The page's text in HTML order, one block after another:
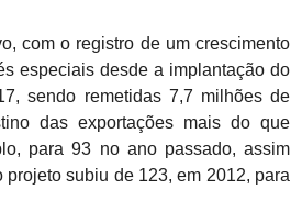
com o registro de um crescimento
especiais desde a implantação do
sendo remetidas 7,7 milhões de
das exportações mais do que
para 93 no ano passado, assim
subiu de 123, em 2012, para